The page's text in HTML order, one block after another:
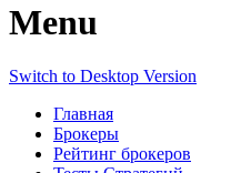
Menu
Switch to Desktop Version
Главная
Брокеры
Рейтинг брокеров